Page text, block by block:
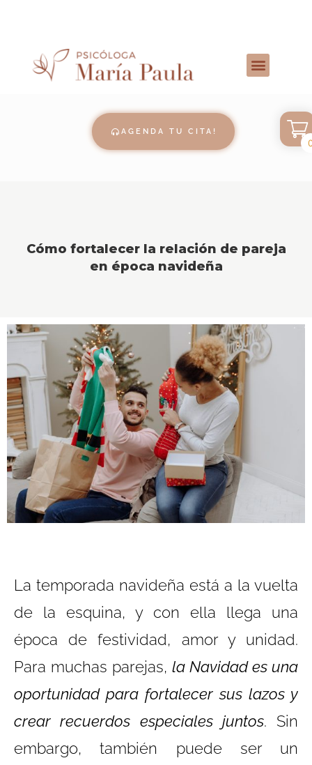
AGENDA TU CITA!
Cómo fortalecer la relación de pareja
en época navideña
La temporada navideña está a la vuelta
de la esquina, y con ella llega una
época de festividad, amor y unidad.
Para muchas parejas, la Navidad es una
oportunidad para fortalecer sus lazos y
crear recuerdos especiales juntos. Sin
embargo, también puede ser un